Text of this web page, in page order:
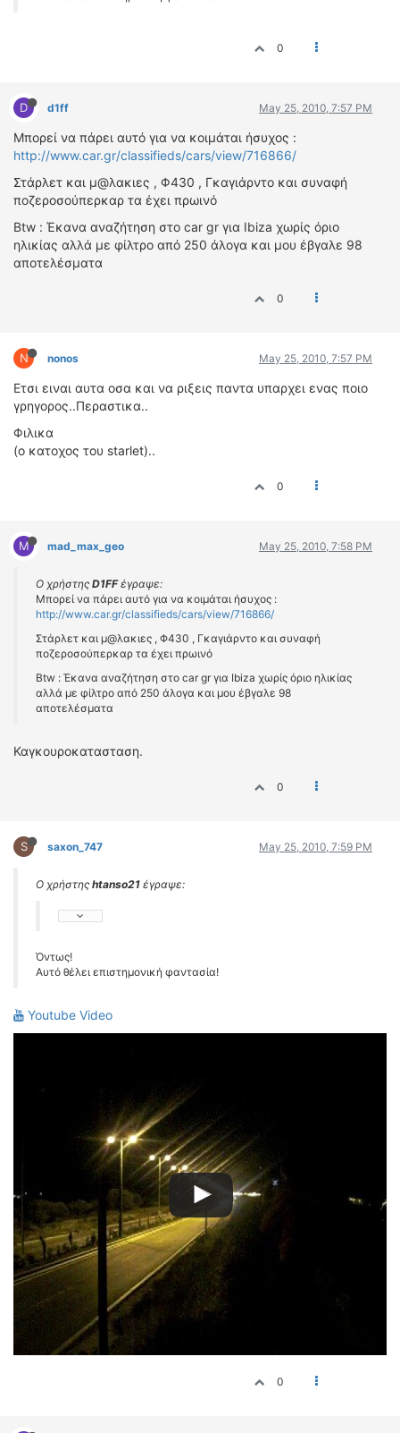
0
D d1ff May 25, 2010, 7:57 PM
Μπορεί να πάρει αυτό για να κοιμάται ήσυχος :
http://www.car.gr/classifieds/cars/view/716866/
Στάρλετ και μ@λακιες , Φ430 , Γκαγιάρντο και συναφή
ποζεροσούπερκαρ τα έχει πρωινό
Btw : Έκανα αναζήτηση στο car gr για Ibiza χωρίς όριο
ηλικίας αλλά με φίλτρο από 250 άλογα και μου έβγαλε 98
αποτελέσματα
0
N nonos May 25, 2010, 7:57 PM
Ετσι ειναι αυτα οσα και να ριξεις παντα υπαρχει ενας ποιο
γρηγορος..Περαστικα..
Φιλικα
(ο κατοχος του starlet)..
0
M mad_max_geo May 25, 2010, 7:58 PM
Ο χρήστης D1FFέγραψε:
Μπορεί να πάρει αυτό για να κοιμάται ήσυχος :
http://www.car.gr/classifieds/cars/view/716866/
Στάρλετ και μ@λακιες , Φ430 , Γκαγιάρντο και συναφή
ποζεροσούπερκαρ τα έχει πρωινό
Btw : Έκανα αναζήτηση στο car gr για Ibiza χωρίς όριο ηλικίας
αλλά με φίλτρο από 250 άλογα και μου έβγαλε 98
αποτελέσματα
Καγκουροκατασταση.
0
S saxon_747 May 25, 2010, 7:59 PM
Ο χρήστης htanso21 έγραψε:
Όντως!
Αυτό θέλει επιστημονική φαντασία!
Youtube Video
0